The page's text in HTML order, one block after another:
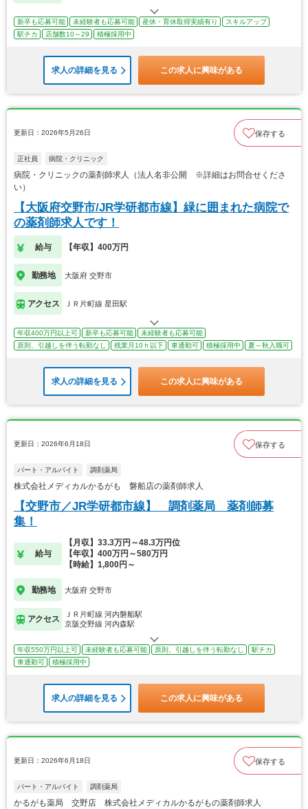
新卒も応募可能 未経験者も応募可能 産休・育休取得実績有り
スキルアップ
駅チカ
店舗数10～29 積極採用中
求人の詳細を見る この求人に興味がある
更新日：2026年5月26日 保存する
正社員 病院・クリニック
病院・クリニックの薬剤師求人（法人名非公開 ※詳細はお問合せくださ
い）
【大阪府交野市/JR学研都市線】緑に囲まれた病院で
の薬剤師求人です！
給与 【年収】400万円
勤務地 大阪府 交野市
アクセス ＪＲ片町線 星田駅
年収400万円以上可 新卒も応募可能
未経験者も応募可能
原則、引越しを伴う転勤なし
残業月10ｈ以下 車通勤可 積極採用中 夏～秋入職可
求人の詳細を見る この求人に興味がある
更新日：2026年6月18日 保存する
パート・アルバイト 調剤薬局
株式会社メディカルかるがも 磐船店の薬剤師求人
【交野市／JR学研都市線】 調剤薬局 薬剤師募
集！
給与
【月収】33.3万円～48.3万円位
【年収】400万円～580万円
【時給】1,800円～
勤務地 大阪府 交野市
アクセス
ＪＲ片町線 河内磐船駅
京阪交野線 河内森駅
年収550万円以上可 未経験者も応募可能 原則、引越しを伴う転勤なし
駅チカ
車通勤可
積極採用中
求人の詳細を見る この求人に興味がある
更新日：2026年6月18日 保存する
パート・アルバイト 調剤薬局
かるがも薬局 交野店 株式会社メディカルかるがもの薬剤師求人